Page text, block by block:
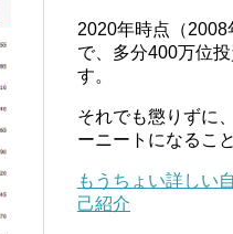
2020年時点（2008
で、多分400万位
す。
それでも懲りずに
ーニートになるこ
もうちょい詳しい
己紹介